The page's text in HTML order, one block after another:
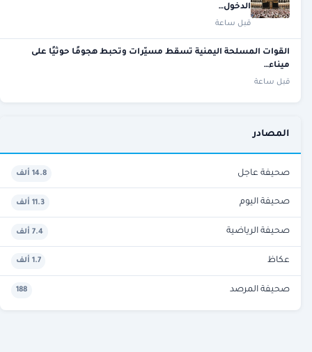
الدخول…
قبل ساعة
القوات المسلحة اليمنية تسقط مسيّرات وتحبط هجومًا حوثيًا على
ميناء…
قبل ساعة
المصادر
صحيفة عاجل 14.8 ألف
صحيفة اليوم 11.3 ألف
صحيفة الرياضية 7.4 ألف
عكاظ 1.7 ألف
صحيفة المرصد 188